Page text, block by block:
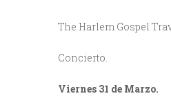
The Harlem Gospel
Concierto.
Viernes 31 de Marzo.